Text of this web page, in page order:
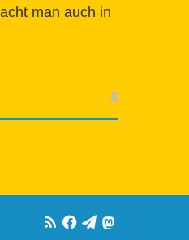
man auch in
RSSFacebook
Telegram